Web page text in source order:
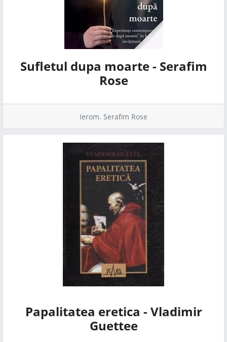
Sufletul dupa moarte - Serafim
Rose
Ierom. Serafim Rose
Papalitatea eretica - Vladimir
Guettee